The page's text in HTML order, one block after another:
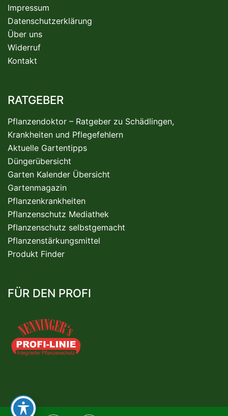
Impressum
Datenschutzerklärung
Über uns
Widerruf
Kontakt
RATGEBER
Pflanzendoktor – Ratgeber zu Schädlingen,
Krankheiten und Pflegefehlern
Aktuelle Gartentipps
Düngerübersicht
Garten Kalender Übersicht
Gartenmagazin
Pflanzenkrankheiten
Pflanzenschutz Mediathek
Pflanzenschutz selbstgemacht
Pflanzenstärkungsmittel
Produkt Finder
FÜR DEN PROFI